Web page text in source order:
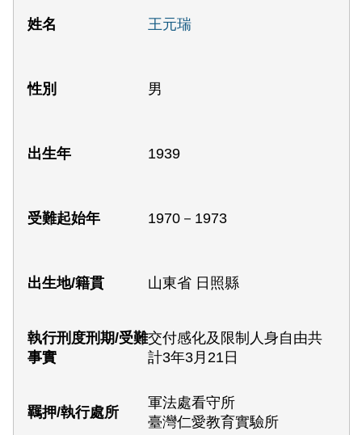
王元瑞
男
1939
1970－1973
山東省 日照縣
交付感化及限制人身自由共
計3年3月21日
軍法處看守所
臺灣仁愛教育實驗所